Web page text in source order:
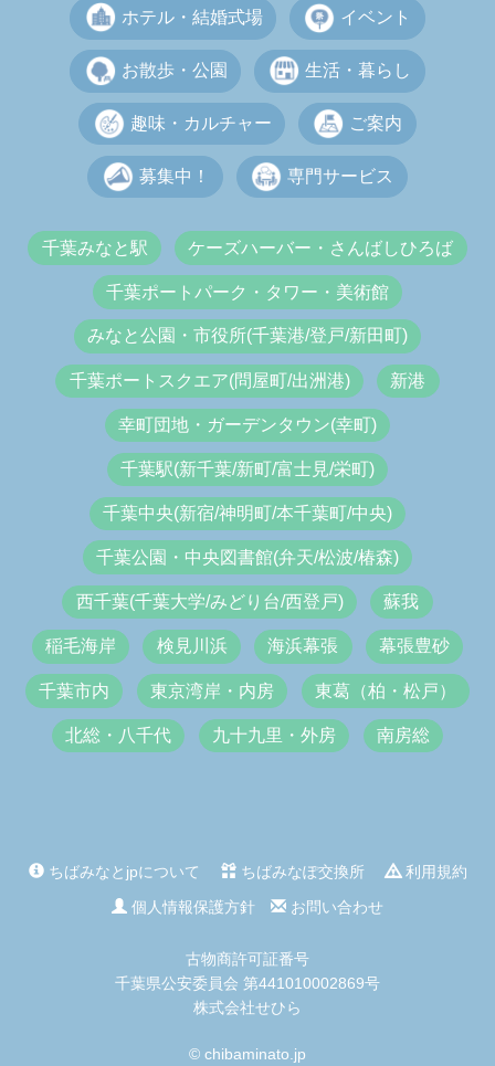
ホテル・結婚式場 イベント
お散歩・公園 生活・暮らし
趣味・カルチャー ご案内
募集中！ 専門サービス
千葉みなと駅 ケーズハーバー・さんばしひろば
千葉ポートパーク・タワー・美術館
みなと公園・市役所(千葉港/登戸/新田町)
千葉ポートスクエア(問屋町/出洲港) 新港
幸町団地・ガーデンタウン(幸町)
千葉駅(新千葉/新町/富士見/栄町)
千葉中央(新宿/神明町/本千葉町/中央)
千葉公園・中央図書館(弁天/松波/椿森)
西千葉(千葉大学/みどり台/西登戸) 蘇我
稲毛海岸 検見川浜 海浜幕張 幕張豊砂
千葉市内 東京湾岸・内房 東葛（柏・松戸）
北総・八千代 九十九里・外房 南房総
ちばみなとjpについて ちばみなぽ交換所
利用規約
個人情報保護方針
お問い合わせ
古物商許可証番号
千葉県公安委員会 第441010002869号
株式会社せひら
© chibaminato.jp